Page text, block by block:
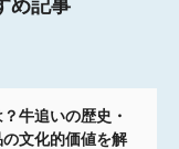
め記事
牛追いの歴史・
文化的価値を解